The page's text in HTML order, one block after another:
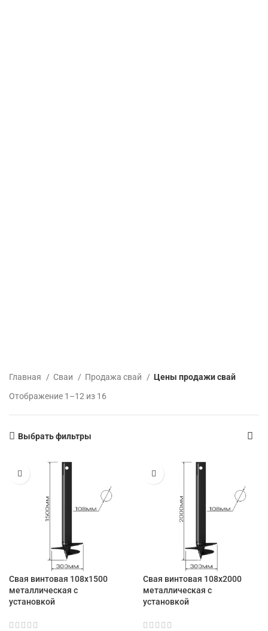
Главная Сваи Продажа свай
Цены продажи свай
Отображение 1–12 из 16
Выбрать фильтры
Свая винтовая 108х1500
металлическая с
установкой
Свая винтовая 108х2000
металлическая с
установкой